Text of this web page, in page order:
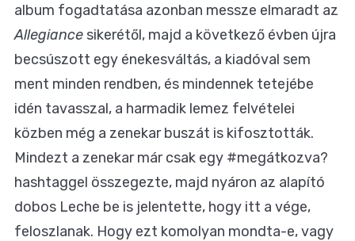
album fogadtatása azonban messze elmaradt az
Allegiance sikerétől, majd a következő évben újra
becsúszott egy énekesváltás, a kiadóval sem
ment minden rendben, és mindennek tetejébe
idén tavasszal, a harmadik lemez felvételei
közben még a zenekar buszát is kifosztották.
Mindezt a zenekar már csak egy #megátkozva?
hashtaggel összegezte, majd nyáron az alapító
dobos Leche be is jelentette, hogy itt a vége,
feloszlanak. Hogy ezt komolyan mondta-e, vagy